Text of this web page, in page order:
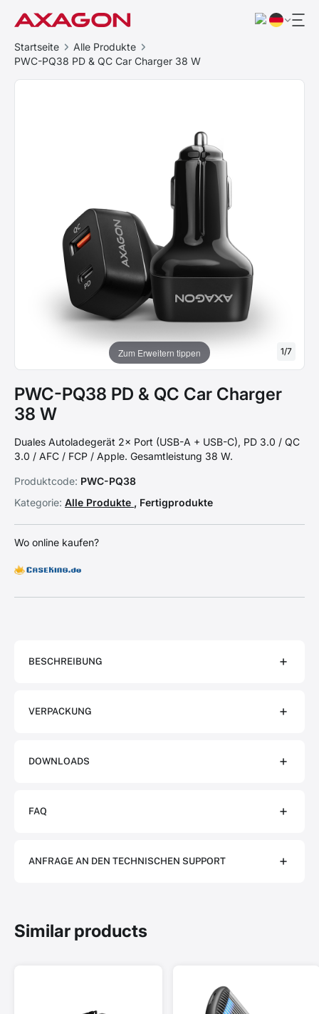
Startseite
Alle Produkte
PWC-PQ38 PD & QC Car Charger 38 W
Zum Erweitern tippen 1/7
PWC-PQ38 PD & QC Car Charger
38 W
Duales Autoladegerät 2× Port (USB-A + USB-C), PD 3.0 / QC
3.0 / AFC / FCP / Apple. Gesamtleistung 38 W.
Produktcode: PWC-PQ38
Kategorie: Alle Produkte , Fertigprodukte
Wo online kaufen?
BESCHREIBUNG
VERPACKUNG
DOWNLOADS
FAQ
ANFRAGE AN DEN TECHNISCHEN SUPPORT
Similar products